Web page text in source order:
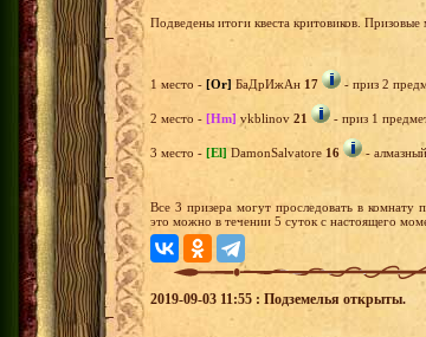
Подведены итоги квеста критовиков.
1 место - [Or] БаДрИжАн 17 - приз 2
2 место - [Hm] vkblinov 21 - приз 1
3 место - [El] DamonSalvatore 16 -
Все 3 призера могут проследовать в комнату
это можно в течении 5 суток с настоящего
2019-09-03 11:55 : Подземелья открыты.